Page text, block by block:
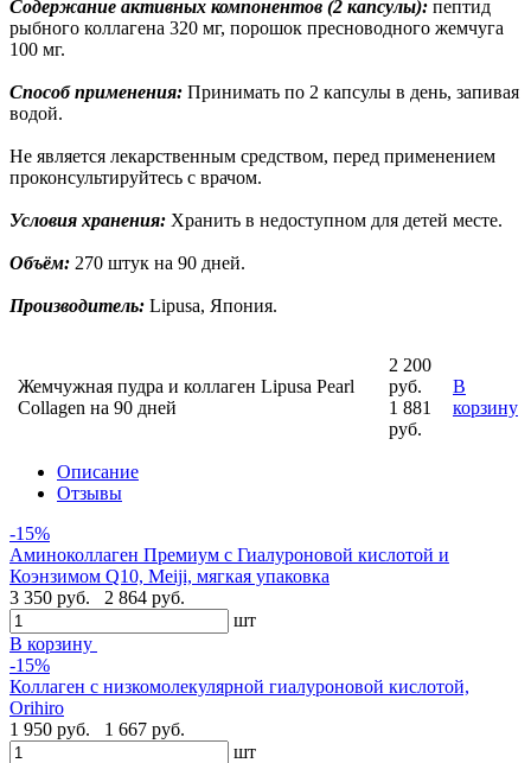
Содержание активных компонентов (2 капсулы): пептид
рыбного коллагена 320 мг, порошок пресноводного жемчуга
100 мг.
Способ применения: Принимать по 2 капсулы в день, запивая
водой.
Не является лекарственным средством, перед применением
проконсультируйтесь с врачом.
Условия хранения: Хранить в недоступном для детей месте.
Объём: 270 штук на 90 дней.
Производитель: Lipusa, Япония.
Жемчужная пудра и коллаген Lipusa Pearl
Collagen на 90 дней
2 200
руб.
1 881
руб.
В
корзину
Описание
Отзывы
-15%
Аминоколлаген Премиум c Гиалуроновой кислотой и
Коэнзимом Q10, Meiji, мягкая упаковка
3 350 руб.
2 864 руб.
шт
В корзину
-15%
Коллаген с низкомолекулярной гиалуроновой кислотой,
Orihiro
1 950 руб.
1 667 руб.
шт